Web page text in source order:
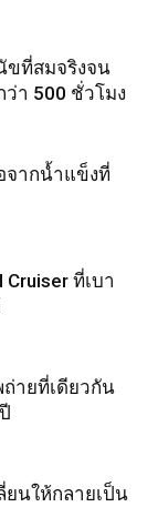
ที่สมจริงจน
ว่า 500 ชั่วโมง
จากน้ำแข็งที่
ที่เบา
ายที่เดียวกัน
นให้กลายเป็น